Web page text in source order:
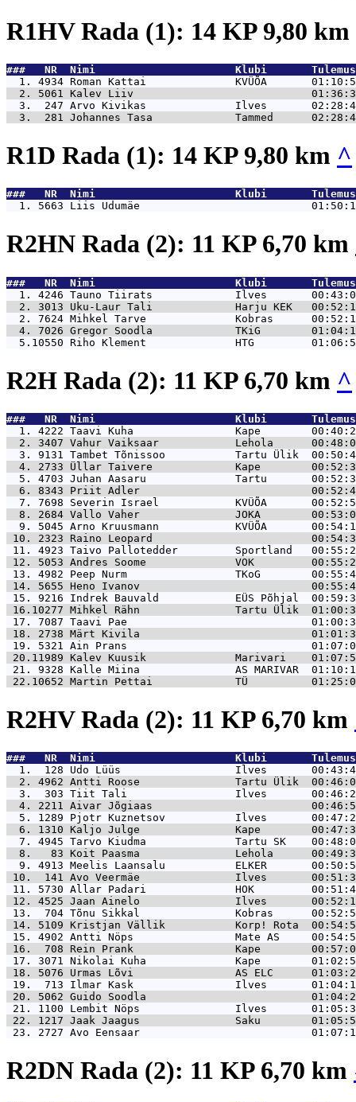
R1HV Rada (1): 14 KP 9,80 km
###   NR  Nimi                      Klubi
  1. 4934
Roman Kattai              KVÜÕA
  2. 5061
Kalev Liiv
  3.  247
Arvo Kivikas              Ilves
  3.  281
Johannes Tasa             Tammed
R1D Rada (1): 14 KP 9,80 km ^
###   NR  Nimi                      Klubi
  1. 5663
Liis Udumäe
R2HN Rada (2): 11 KP 6,70 km
###   NR  Nimi                      Klubi
  1. 4246
Tauno Tiirats             Ilves
  2. 3013
Uku-Laur Tali             Harju KEK
  2. 7624
Mihkel Tarve              Kobras
  4. 7026
Gregor Soodla             TKiG
  5.10550
Riho Klement              HTG
R2H Rada (2): 11 KP 6,70 km ^
###   NR  Nimi                      Klubi
  1. 4222
Taavi Kuha                Kape
  2. 3407
Vahur Vaiksaar            Lehola
  3. 9131
Tambet Tõnissoo           Tartu Ülik
  4. 2733
Üllar Taivere             Kape
  5. 4703
Juhan Aasaru              Tartu
  6. 8343
Priit Adler
  7. 7698
Severin Israel            KVÜÕA
  8. 2684
Vallo Vaher               JOKA
  9. 5045
Arno Kruusmann            KVÜÕA
10. 2323 Raino Leopard
11. 4923 Taivo Pallotedder         Sportland
12. 5053 Andres Soome              VOK
13. 4982 Peep Nurm                 TKoG
14. 5655 Heno Ivanov
15. 9216 Indrek Bauvald            EÜS Põhjal
16.10277 Mihkel Rähn               Tartu Ülik
17. 7087 Taavi Pae
18. 2738 Märt Kivila
19. 5321 Ain Prans
20.11989 Kalev Kuusik              Marivari
21. 9328 Kalle Miina               AS MARIVAR
22.10652 Martin Pettai             TÜ
R2HV Rada (2): 11 KP 6,70 km
###   NR  Nimi                      Klubi
  1.  128
Udo Lüüs                  Ilves
  2. 4962
Antti Roose               Tartu Ülik
  3.  303
Tiit Tali                 Ilves
  4. 2211
Aivar Jõgiaas
  5. 1289
Pjotr Kuznetsov           Ilves
  6. 1310
Kaljo Julge               Kape
  7. 4945
Tarvo Kiudma              Tartu SK
  8.   83
Koit Paasma               Lehola
  9. 4913
Meelis Laansalu           ELKER
10.  141 Avo Veermäe               Ilves
11. 5730 Allar Padari              HOK
12. 4525 Jaan Ainelo               Ilves
13.  704 Tõnu Sikkal               Kobras
14. 5109 Kristjan Vällik           Korp! Rota
15. 4902 Antti Nöps                Mate AS
16.  708 Rein Prank                Kape
17. 3071 Nikolai Kuha              Kape
18. 5076 Urmas Lõvi                AS ELC
19.  713 Ilmar Kask                Ilves
20. 5062 Guido Soodla
21. 1100 Lembit Nöps               Ilves
22. 1217 Jaak Jaagus               Saku
23. 2727 Avo Eensaar
R2DN Rada (2): 11 KP 6,70 km